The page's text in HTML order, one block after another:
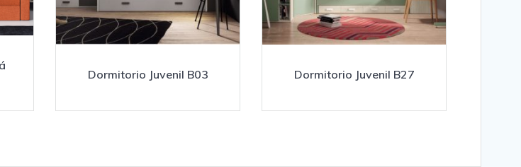
Dormitorio Juvenil B03 Dormitorio Juvenil B27